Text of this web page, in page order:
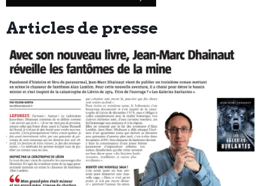
Articles de presse